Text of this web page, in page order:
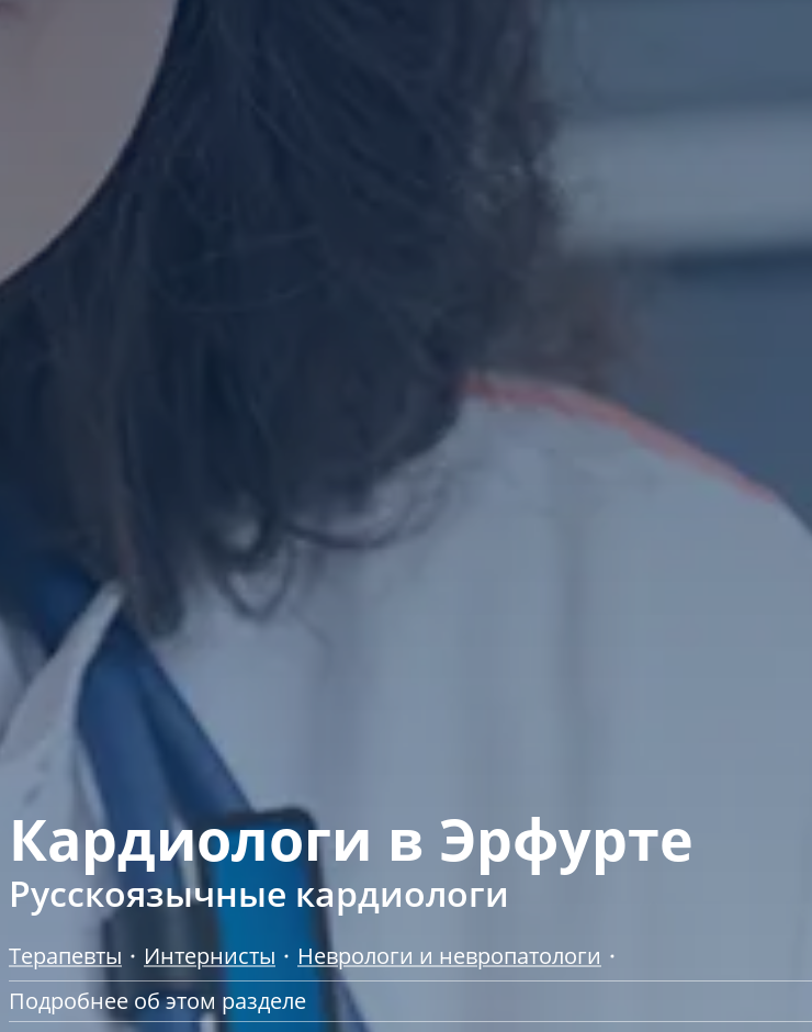
Кардиологи в Эрфурте
Русскоязычные кардиологи
Терапевты Интернисты
Неврологи и невропатологи
Подробнее об этом разделе